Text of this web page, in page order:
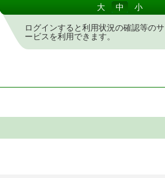
大 中 小
ログインすると利用状況の確認等のサ
ービスを利用できます。